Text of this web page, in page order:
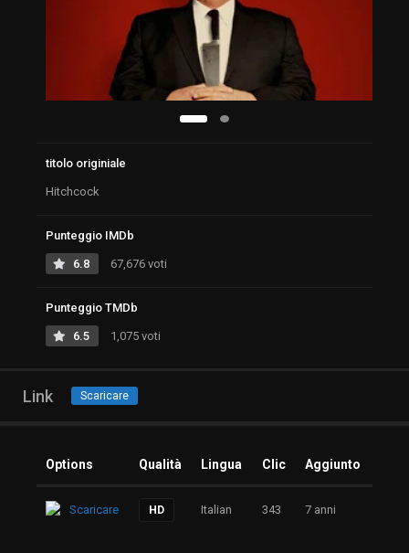
titolo originiale
Hitchcock
Punteggio IMDb
6.8 67,676 voti
Punteggio TMDb
6.5 1,075 voti
Link Scaricare
Options Qualità Lingua Clic Aggiunto
Scaricare HD Italian 343 7 anni